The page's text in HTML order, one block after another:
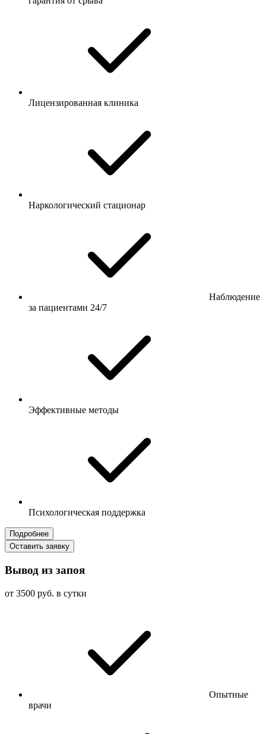
Лицензированная клиника
Наркологический стационар
Наблюдение
за пациентами 24/7
Эффективные методы
Психологическая поддержка
Подробнее
Оставить заявку
Вывод из запоя
от 3500 руб. в сутки
Опытные
врачи